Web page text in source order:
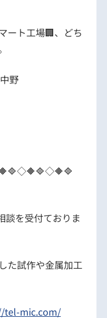
ート工場🏢、どち
野
談を受付ておりま
た試作や金属加工
tel-mic.com/